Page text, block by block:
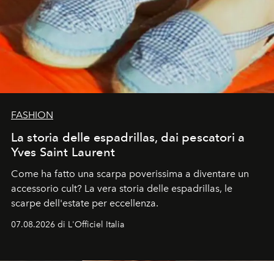
FASHION
La storia delle espadrillas, dai pescatori a
Yves Saint Laurent
Come ha fatto una scarpa poverissima a diventare un
accessorio cult? La vera storia delle espadrillas, le
scarpe dell'estate per eccellenza.
07.08.2026 di L'Officiel Italia